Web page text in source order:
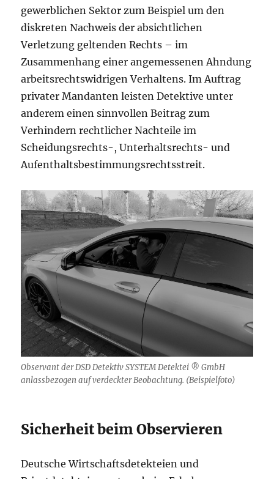
gewerblichen Sektor zum Beispiel um den
diskreten Nachweis der absichtlichen
Verletzung geltenden Rechts – im
Zusammenhang einer angemessenen Ahndung
arbeitsrechtswidrigen Verhaltens. Im Auftrag
privater Mandanten leisten Detektive unter
anderem einen sinnvollen Beitrag zum
Verhindern rechtlicher Nachteile im
Scheidungsrechts-, Unterhaltsrechts- und
Aufenthaltsbestimmungsrechtsstreit.
Observant der DSD Detektiv SYSTEM Detektei ® GmbH
anlassbezogen auf verdeckter Beobachtung. (Beispielfoto)
Sicherheit beim Observieren
Deutsche Wirtschaftsdetekteien und